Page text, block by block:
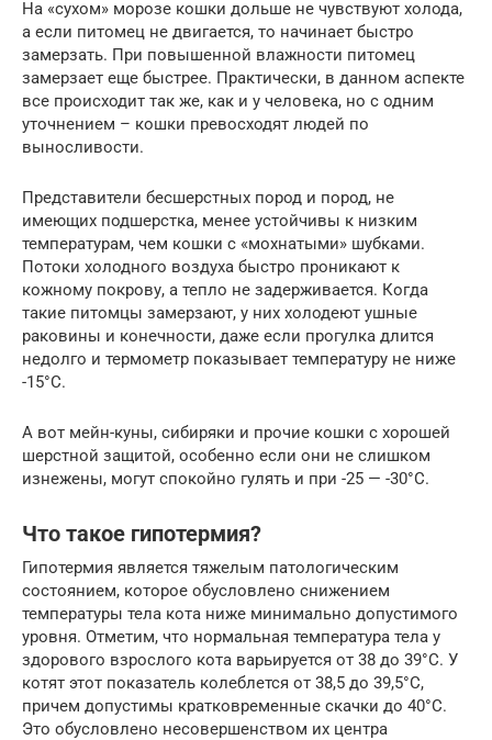
На «сухом» морозе кошки дольше не чувствуют холода,
а если питомец не двигается, то начинает быстро
замерзать. При повышенной влажности питомец
замерзает еще быстрее. Практически, в данном аспекте
все происходит так же, как и у человека, но с одним
уточнением – кошки превосходят людей по
выносливости.
Представители бесшерстных пород и пород, не
имеющих подшерстка, менее устойчивы к низким
температурам, чем кошки с «мохнатыми» шубками.
Потоки холодного воздуха быстро проникают к
кожному покрову, а тепло не задерживается. Когда
такие питомцы замерзают, у них холодеют ушные
раковины и конечности, даже если прогулка длится
недолго и термометр показывает температуру не ниже
-15°С.
А вот мейн-куны, сибиряки и прочие кошки с хорошей
шерстной защитой, особенно если они не слишком
изнежены, могут спокойно гулять и при -25 — -30°С.
Что такое гипотермия?
Гипотермия является тяжелым патологическим
состоянием, которое обусловлено снижением
температуры тела кота ниже минимально допустимого
уровня. Отметим, что нормальная температура тела у
здорового взрослого кота варьируется от 38 до 39°С. У
котят этот показатель колеблется от 38,5 до 39,5°С,
причем допустимы кратковременные скачки до 40°С.
Это обусловлено несовершенством их центра